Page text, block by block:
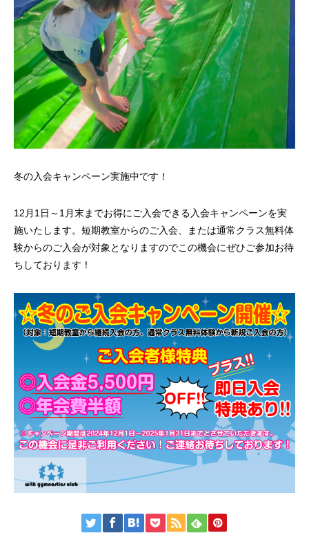
冬の入会キャンペーン実施中です！
12月1日～1月末までお得にご入会できる入会キャンペーンを実
施いたします。短期教室からのご入会、または通常クラス無料体
験からのご入会が対象となりますのでこの機会にぜひご参加お待
ちしております！